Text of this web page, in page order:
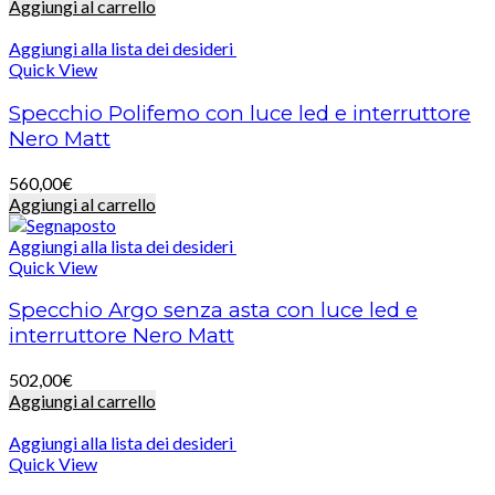
Aggiungi al carrello
Aggiungi alla lista dei desideri
Quick View
Specchio Polifemo con luce led e interruttore
Nero Matt
560,00€
Aggiungi al carrello
Aggiungi alla lista dei desideri
Quick View
Specchio Argo senza asta con luce led e
interruttore Nero Matt
502,00€
Aggiungi al carrello
Aggiungi alla lista dei desideri
Quick View